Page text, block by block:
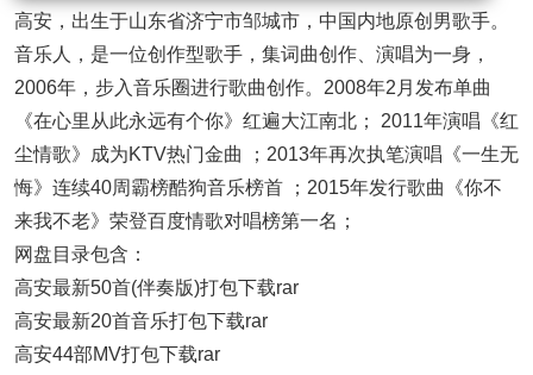
高安，出生于山东省济宁市邹城市，中国内地原创男歌手。
音乐人，是一位创作型歌手，集词曲创作、演唱为一身，
2006年，步入音乐圈进行歌曲创作。2008年2月发布单曲
《在心里从此永远有个你》红遍大江南北； 2011年演唱《红
尘情歌》成为KTV热门金曲 ；2013年再次执笔演唱《一生无
悔》连续40周霸榜酷狗音乐榜首 ；2015年发行歌曲《你不
来我不老》荣登百度情歌对唱榜第一名；
网盘目录包含：
高安最新50首(伴奏版)打包下载rar
高安最新20首音乐打包下载rar
高安44部MV打包下载rar